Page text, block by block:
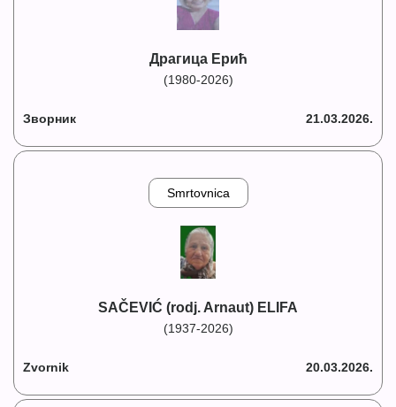
Драгица Ерић
(1980-2026)
Зворник 21.03.2026.
Smrtovnica
SAČEVIĆ (rodj. Arnaut) ELIFA
(1937-2026)
Zvornik 20.03.2026.